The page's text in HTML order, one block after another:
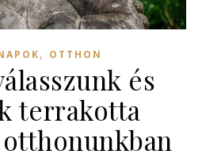
, OTTHON
és
terrakotta